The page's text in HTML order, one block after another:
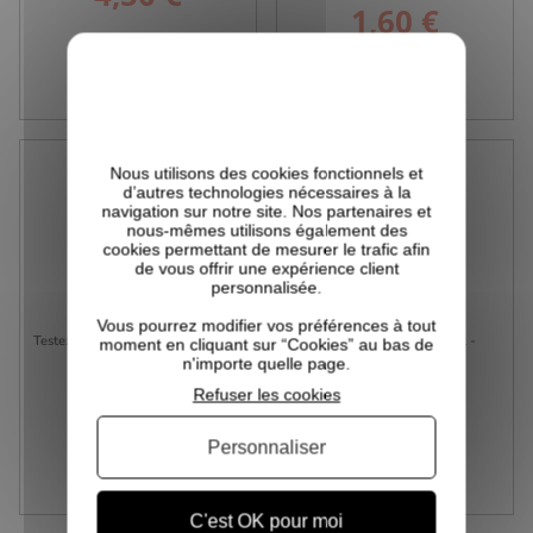
(2 avis)
Prix
1,60 €
Testez-Moi! Mousse De Définition -
Prix
15,90 €
Testez-Moi - I Create Lift -
Nous utilisons des cookies fonctionnels et
d’autres technologies nécessaires à la
navigation sur notre site. Nos partenaires et
nous-mêmes utilisons également des
cookies permettant de mesurer le trafic afin
de vous offrir une expérience client
personnalisée.
Vous pourrez modifier vos préférences à tout
moment en cliquant sur “Cookies” au bas de
n'importe quelle page.
C'est OK pour moi
Refuser les cookies
Personnaliser